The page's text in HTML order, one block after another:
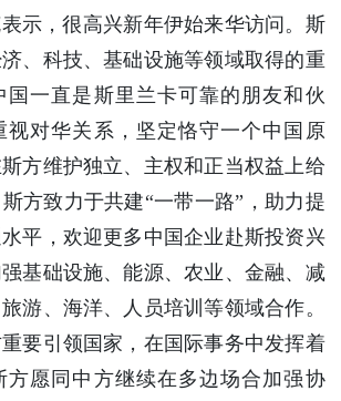
示，很高兴新年伊始来华访问。斯
、科技、基础设施等领域取得的重
国一直是斯里兰卡可靠的朋友和伙
视对华关系，坚定恪守一个中国原
方维护独立、主权和正当权益上给
方致力于共建“一带一路”，助力提
平，欢迎更多中国企业赴斯投资兴
基础设施、能源、农业、金融、减
游、海洋、人员培训等领域合作。
要引领国家，在国际事务中发挥着
方愿同中方继续在多边场合加强协